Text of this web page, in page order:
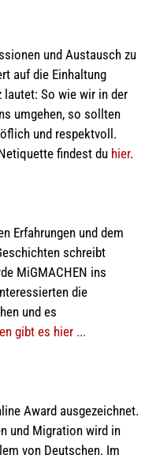
und Austausch zu
auf die Einhaltung
lautet: So wie wir in der
umgehen, so sollten
und respektvoll.
findest du hier.
Erfahrungen und dem
schreibt
MiGMACHEN ins
die
und es
gibt es hier ...
Award ausgezeichnet.
und Migration wird in
von Deutschen. Im